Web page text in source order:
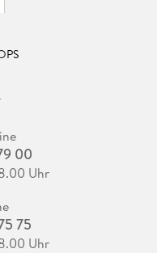
00
Uhr
75
Uhr